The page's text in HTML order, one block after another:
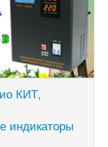
КИТ,
индикаторы